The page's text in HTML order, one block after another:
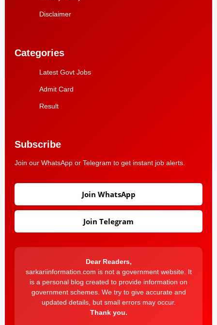
Disclaimer
Categories
Latest Govt Jobs
Admit Card
Result
Subscribe
Join our WhatsApp or Telegram to get instant job alerts.
Join WhatsApp
Join Telegram
Dear Readers,
sarkariinformation.com is not a government website. It
is a personal blog created to provide information on
government schemes. We try to give accurate and
updated details, but small errors may occur.
Thank you.